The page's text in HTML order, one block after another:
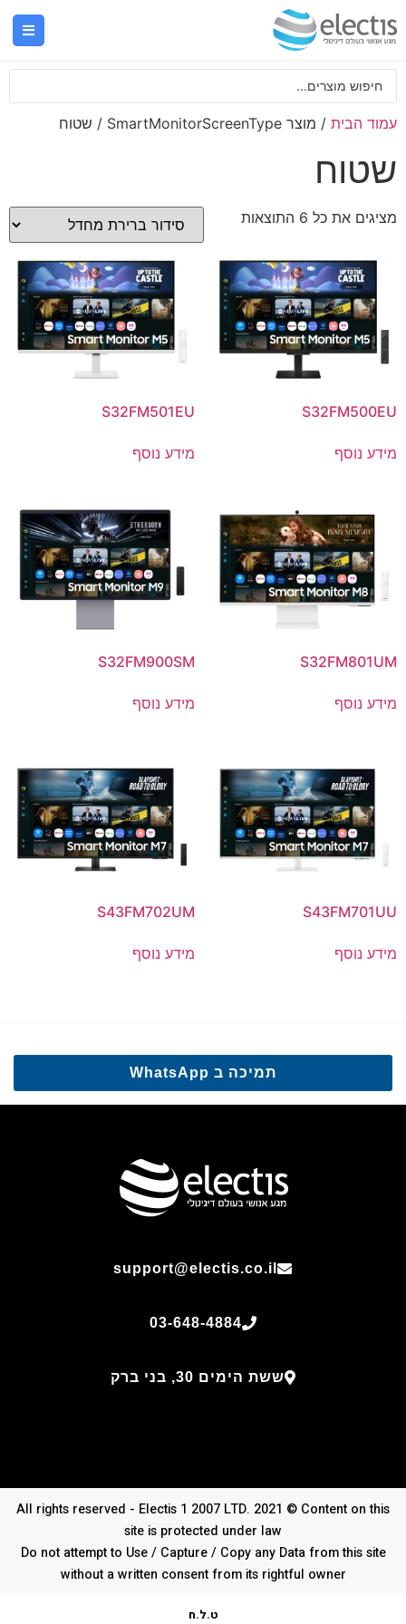
עמוד הבית / מוצר SmartMonitorScreenType / שטוח
שטוח
מציגים את כל ⁦6⁩ התוצאות
S32FM500EU
מידע נוסף
S32FM501EU
מידע נוסף
S32FM801UM
מידע נוסף
S32FM900SM
מידע נוסף
S43FM701UU
מידע נוסף
S43FM702UM
מידע נוסף
תמיכה ב WhatsApp
support@electis.co.il
03-648-4884
ששת הימים 30, בני ברק
All rights reserved - Electis 1 2007 LTD. 2021 © Content on this
site is protected under law
Do not attempt to Use / Capture / Copy any Data from this site
without a written consent from its rightful owner
ט.ל.ח